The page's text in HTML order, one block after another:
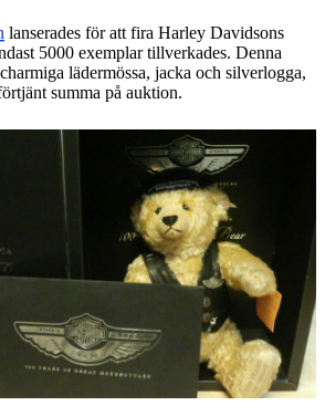
lanserades för att fira Harley Davidsons
5000 exemplar tillverkades. Denna
lädermössa, jacka och silverlogga,
summa på auktion.